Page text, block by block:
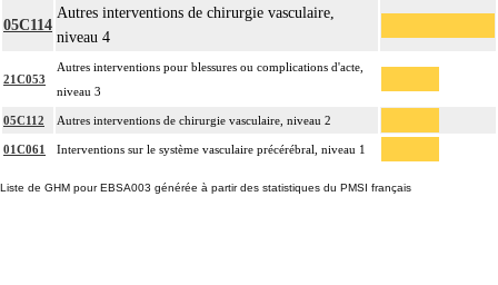
05C114
Autres interventions de chirurgie vasculaire,
niveau 4
21C053
Autres interventions pour blessures ou complications d'acte,
niveau 3
05C112 Autres interventions de chirurgie vasculaire, niveau 2
01C061 Interventions sur le système vasculaire précérébral, niveau 1
Liste de GHM pour EBSA003 générée à partir des statistiques du PMSI français